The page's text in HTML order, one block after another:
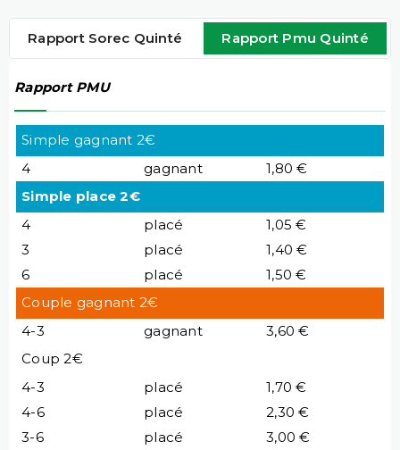
Rapport Sorec Quinté Rapport Pmu Quinté
Rapport PMU
Simple gagnant 2€
4
gagnant
1,80 €
Simple place 2€
4
placé
1,05 €
3
placé
1,40 €
6
placé
1,50 €
Couple gagnant 2€
4-3
gagnant
3,60 €
Coup 2€
4-3
placé
1,70 €
4-6
placé
2,30 €
3-6
placé
3,00 €